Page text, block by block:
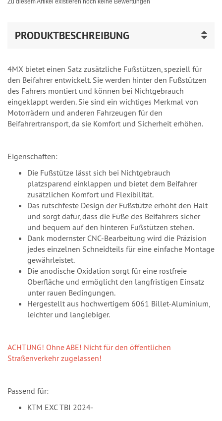
PRODUKTBESCHREIBUNG
4MX bietet einen Satz zusätzliche Fußstützen, speziell für
den Beifahrer entwickelt. Sie werden hinter den Fußstützen
des Fahrers montiert und können bei Nichtgebrauch
eingeklappt werden. Sie sind ein wichtiges Merkmal von
Motorrädern und anderen Fahrzeugen für den
Beifahrertransport, da sie Komfort und Sicherheit erhöhen.
Eigenschaften:
Die Fußstütze lässt sich bei Nichtgebrauch
platzsparend einklappen und bietet dem Beifahrer
zusätzlichen Komfort und Flexibilität.
Das rutschfeste Design der Fußstütze erhöht den Halt
und sorgt dafür, dass die Füße des Beifahrers sicher
und bequem auf den hinteren Fußstützen stehen.
Dank modernster CNC-Bearbeitung wird die Präzision
jedes einzelnen Schneidteils für eine einfache Montage
gewährleistet.
Die anodische Oxidation sorgt für eine rostfreie
Oberfläche und ermöglicht den langfristigen Einsatz
unter rauen Bedingungen.
Hergestellt aus hochwertigem 6061 Billet-Aluminium,
leichter und langlebiger.
ACHTUNG! Ohne ABE! Nicht für den öffentlichen
Straßenverkehr zugelassen!
Passend für:
KTM EXC TBI 2024-